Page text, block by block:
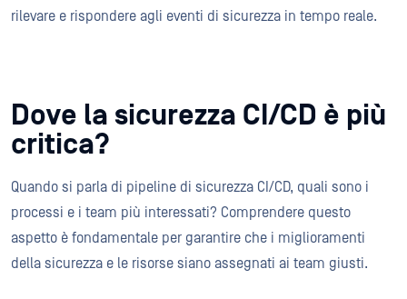
rilevare e rispondere agli eventi di sicurezza in tempo reale.
Dove la sicurezza CI/CD è più
critica?
Quando si parla di pipeline di sicurezza CI/CD, quali sono i
processi e i team più interessati? Comprendere questo
aspetto è fondamentale per garantire che i miglioramenti
della sicurezza e le risorse siano assegnati ai team giusti.